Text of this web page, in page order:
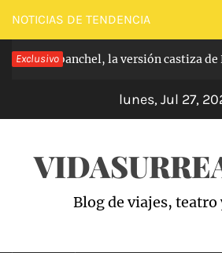
Saltar
al
contenido
NOTICIAS DE TENDENCIA
Exclusivo
de Carabanchel, la versión castiza de
lunes, Jul 27,
Blog de viajes, teatro